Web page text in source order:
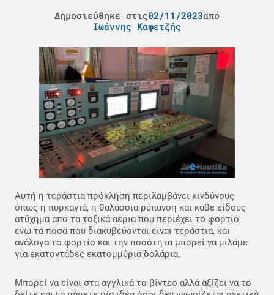
Δημοσιεύθηκε στις02/11/2023από
Ιωάννης Καφετζής
Αυτή η τεράστια πρόκληση περιλαμβάνει κινδύνους
όπως η πυρκαγιά, η θαλάσσια ρύπανση και κάθε είδους
ατύχημα από τα τοξικά αέρια που περιέχει το φορτίο,
ενώ τα ποσά που διακυβεύονται είναι τεράστια, και
ανάλογα το φορτίο και την ποσότητα μπορεί να μιλάμε
για εκατοντάδες εκατομμύρια δολάρια.
Μπορεί να είναι στα αγγλικά το βίντεο αλλά αξίζει να το